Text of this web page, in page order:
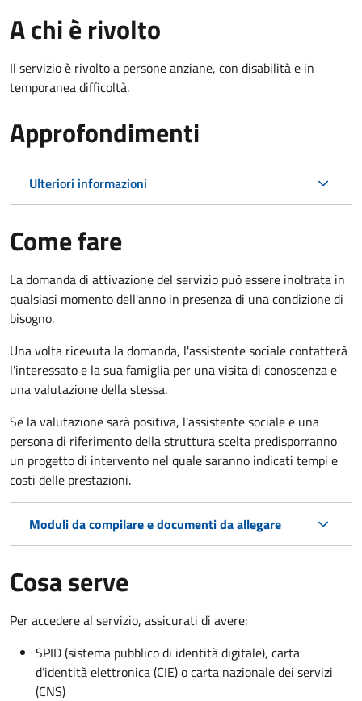
A chi è rivolto
Il servizio è rivolto a persone anziane, con disabilità e in
temporanea difficoltà.
Approfondimenti
Ulteriori informazioni
Come fare
La domanda di attivazione del servizio può essere inoltrata in
qualsiasi momento dell'anno in presenza di una condizione di
bisogno.
Una volta ricevuta la domanda, l'assistente sociale contatterà
l'interessato e la sua famiglia per una visita di conoscenza e
una valutazione della stessa.
Se la valutazione sarà positiva, l'assistente sociale e una
persona di riferimento della struttura scelta predisporranno
un progetto di intervento nel quale saranno indicati tempi e
costi delle prestazioni.
Moduli da compilare e documenti da allegare
Cosa serve
Per accedere al servizio, assicurati di avere:
SPID (sistema pubblico di identità digitale), carta
d’identità elettronica (CIE) o carta nazionale dei servizi
(CNS)